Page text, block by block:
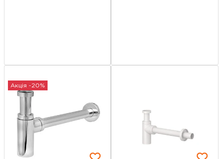
Акція -20%